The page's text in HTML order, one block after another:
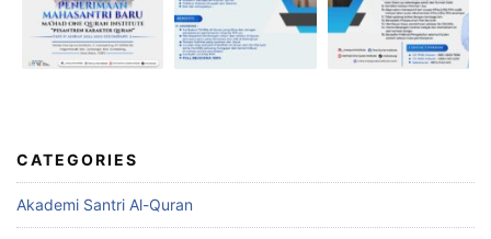
CATEGORIES
Akademi Santri Al-Quran